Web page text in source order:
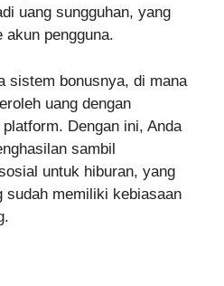
uang sungguhan, yang
pengguna.
sistem bonusnya, di mana
uang dengan
Dengan ini, Anda
sambil
untuk hiburan, yang
sudah memiliki kebiasaan